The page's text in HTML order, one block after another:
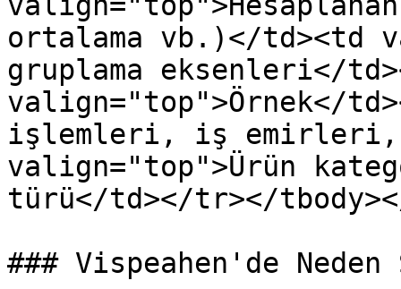
ortalama vb.)</td><td
gruplama eksenleri</
valign="top">Örnek</
işlemleri, iş emirleri,
valign="top">Ürün
türü</td></tr></
### Vispeahen'de Neden